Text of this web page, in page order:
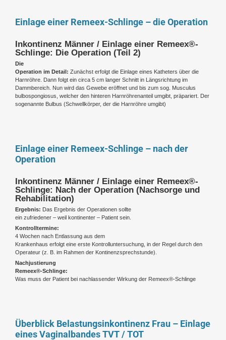
Einlage einer Remeex-Schlinge – die Operation
Inkontinenz Männer / Einlage einer Remeex®-
Schlinge: Die Operation (Teil 2)
Die
Operation im Detail: Zunächst erfolgt die Einlage eines Katheters über die
Harnröhre. Dann folgt ein circa 5 cm langer Schnitt in Längsrichtung im
Dammbereich. Nun wird das Gewebe eröffnet und bis zum sog. Musculus
bulbospongiosus, welcher den hinteren Harnröhrenanteil umgibt, präpariert. Der
sogenannte Bulbus (Schwellkörper, der die Harnröhre umgibt)
Einlage einer Remeex-Schlinge – nach der
Operation
Inkontinenz Männer / Einlage einer Remeex®-
Schlinge: Nach der Operation (Nachsorge und
Rehabilitation)
Ergebnis: Das Ergebnis der Operationen sollte
ein zufriedener – weil kontinenter – Patient sein.
Kontrolltermine:
4 Wochen nach Entlassung aus dem
Krankenhaus erfolgt eine erste Kontrolluntersuchung, in der Regel durch den
Operateur (z. B. im Rahmen der Kontinenzsprechstunde).
Nachjustierung
Remeex®-Schlinge:
Was muss der Patient bei nachlassender Wirkung der Remeex®-Schlinge
Überblick Belastungsinkontinenz Frau – Einlage
eines Vaginalbandes TVT / TOT